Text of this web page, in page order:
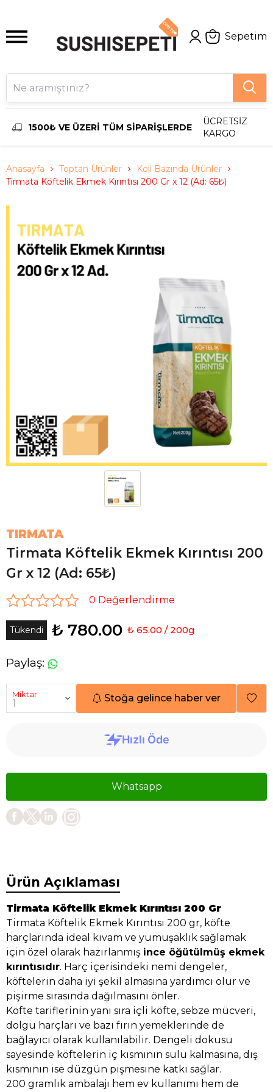
Sepetim
1500₺ VE ÜZERİ TÜM SİPARİŞLERDE
ÜCRETSİZ
KARGO
Anasayfa Toptan Ürünler
Koli Bazında Ürünler
Tirmata Köftelik Ekmek Kırıntısı 200 Gr x 12 (Ad: 65₺)
TIRMATA
Tirmata Köftelik Ekmek Kırıntısı 200
Gr x 12 (Ad: 65₺)
0 Değerlendirme
Tükendi ₺ 780.00 ₺ 65.00 / 200g
Paylaş:
Miktar Stoğa gelince haber ver
Whatsapp
Ürün Açıklaması
Tirmata Köftelik Ekmek Kırıntısı 200 Gr
Tirmata Köftelik Ekmek Kırıntısı 200 gr, köfte
harçlarında ideal kıvam ve yumuşaklık sağlamak
için özel olarak hazırlanmış ince öğütülmüş ekmek
kırıntısıdır. Harç içerisindeki nemi dengeler,
köftelerin daha iyi şekil almasına yardımcı olur ve
pişirme sırasında dağılmasını önler.
Köfte tariflerinin yanı sıra içli köfte, sebze mücveri,
dolgu harçları ve bazı fırın yemeklerinde de
bağlayıcı olarak kullanılabilir. Dengeli dokusu
sayesinde köftelerin iç kısmının sulu kalmasına, dış
kısmının ise düzgün pişmesine katkı sağlar.
200 gramlık ambalajı hem ev kullanımı hem de